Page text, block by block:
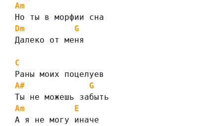
Am
Но ты в морфии сна
Dm
G
Далеко от меня
C
Раны моих поцелуев
A#
G
Ты не можешь забыть
Am
E
А я не могу иначе